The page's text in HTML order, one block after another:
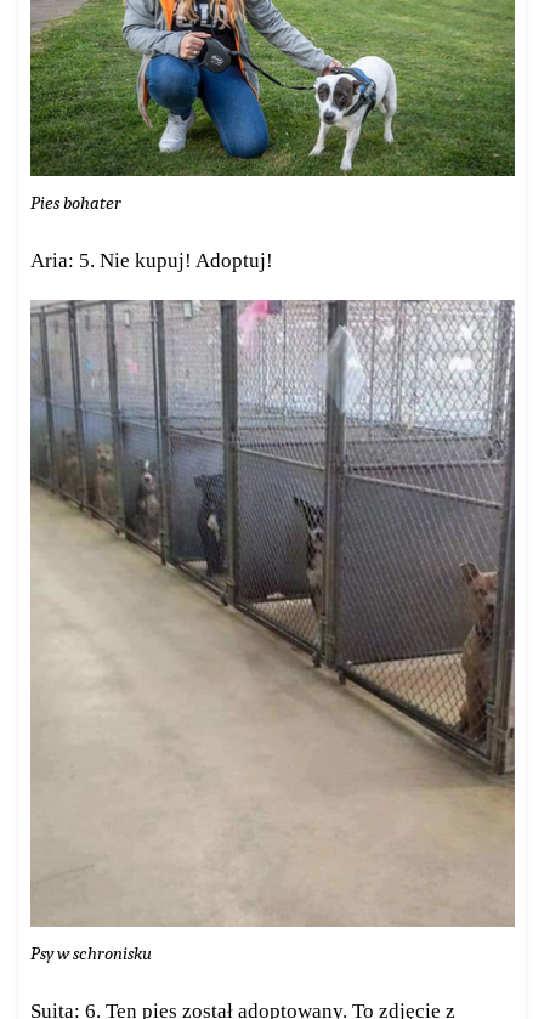
Pies bohater
Aria: 5. Nie kupuj! Adoptuj!
Psy w schronisku
Suita: 6. Ten pies został adoptowany. To zdjęcie z